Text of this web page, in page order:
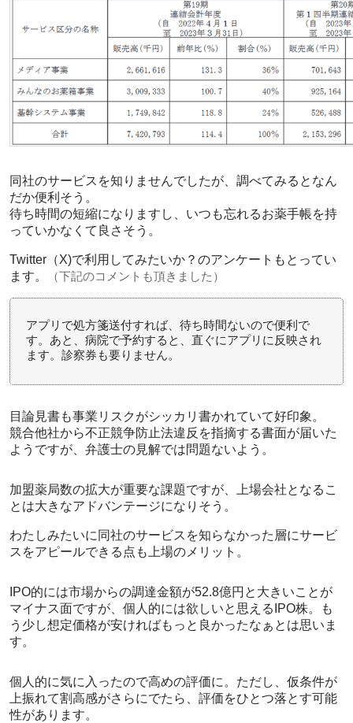
同社のサービスを知りませんでしたが、調べてみるとなん
だか便利そう。
待ち時間の短縮になりますし、いつも忘れるお薬手帳を持
っていかなくて良さそう。
Twitter（X)で利用してみたいか？のアンケートもとってい
ます。
（下記のコメントも頂きました）
アプリで処方箋送付すれば、待ち時間ないので便利で
す。あと、病院で予約すると、直ぐにアプリに反映され
ます。診察券も要りません。
目論見書も事業リスクがシッカリ書かれていて好印象。
競合他社から不正競争防止法違反を指摘する書面が届いた
ようですが、弁護士の見解では問題ないよう。
加盟薬局数の拡大が重要な課題ですが、上場会社となるこ
とは大きなアドバンテージになりそう。
わたしみたいに同社のサービスを知らなかった層にサービ
スをアピールできる点も上場のメリット。
IPO的には市場からの調達金額が52.8億円と大きいことが
マイナス面ですが、個人的には欲しいと思えるIPO株。も
う少し想定価格が安ければもっと良かったなぁとは思いま
す。
個人的に気に入ったので高めの評価に。ただし、仮条件が
上振れて割高感がさらにでたら、評価をひとつ落とす可能
性があります。